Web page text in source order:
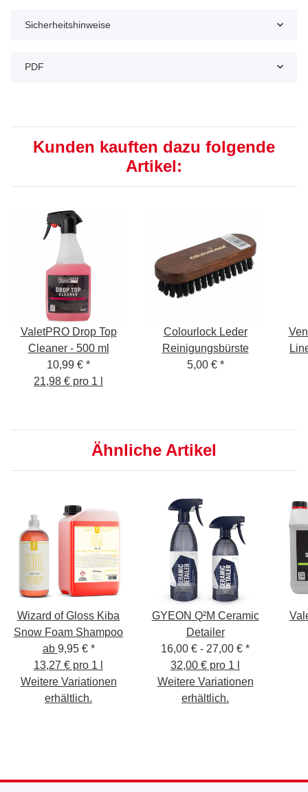
Sicherheitshinweise
PDF
Kunden kauften dazu folgende
Artikel:
ValetPRO Drop Top
Cleaner - 500 ml
10,99 € *
21,98 € pro 1 l
Colourlock Leder
Reinigungsbürste
5,00 € *
Ähnliche Artikel
Wizard of Gloss Kiba
Snow Foam Shampoo
ab 9,95 € *
13,27 € pro 1 l
Weitere Variationen
erhältlich.
GYEON Q²M Ceramic
Detailer
16,00 € - 27,00 € *
32,00 € pro 1 l
Weitere Variationen
erhältlich.